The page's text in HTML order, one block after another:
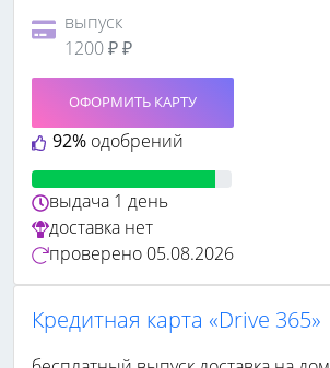
выпуск
1200 ₽ ₽
92% одобрений
ОФОРМИТЬ КАРТУ
выдача 1 день
доставка нет
проверено 05.08.2026
Кредитная карта «Drive 365»